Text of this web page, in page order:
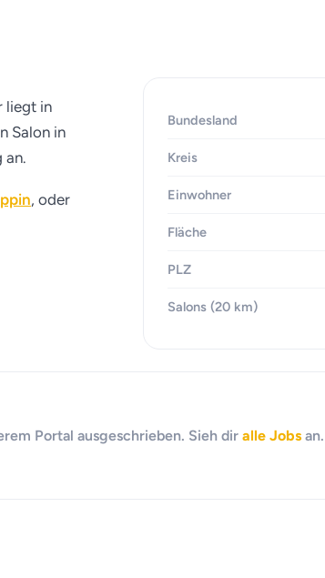
liegt in
Salon in
an.
, oder
Bundesland
Kreis
Einwohner
Fläche
PLZ
Salons (20 km)
Portal ausgeschrieben. Sieh dir alle Jobsan.